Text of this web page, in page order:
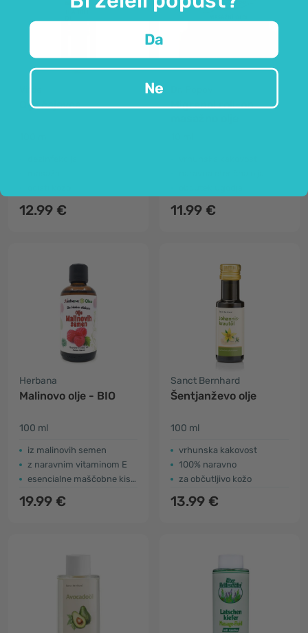
Olje čajevca
12.99 €
Migrenol roll-on
11.99 €
Herbana
Malinovo olje - BIO
100 ml
iz malinovih semen
z naravnim vitaminom E
esencialne maščobne kisline
19.99 €
Sanct Bernhard
Šentjanževo olje
100 ml
vrhunska kakovost
100% naravno
za občutljivo kožo
13.99 €
Da
Ne